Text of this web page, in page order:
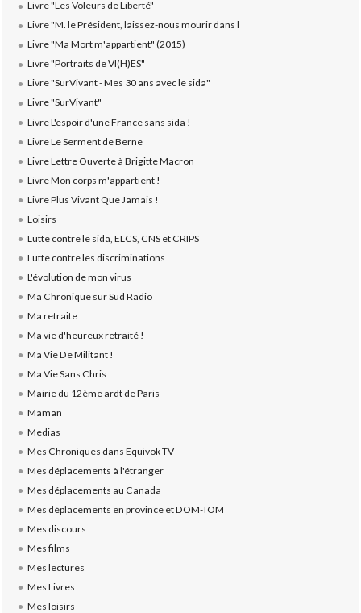
Livre "Les Voleurs de Liberté"
Livre "M. le Président, laissez-nous mourir dans l
Livre "Ma Mort m'appartient" (2015)
Livre "Portraits de VI(H)ES"
Livre "SurVivant - Mes 30 ans avec le sida"
Livre "SurVivant"
Livre L'espoir d'une France sans sida !
Livre Le Serment de Berne
Livre Lettre Ouverte à Brigitte Macron
Livre Mon corps m'appartient !
Livre Plus Vivant Que Jamais !
Loisirs
Lutte contre le sida, ELCS, CNS et CRIPS
Lutte contre les discriminations
L'évolution de mon virus
Ma Chronique sur Sud Radio
Ma retraite
Ma vie d'heureux retraité !
Ma Vie De Militant !
Ma Vie Sans Chris
Mairie du 12ème ardt de Paris
Maman
Medias
Mes Chroniques dans Equivok TV
Mes déplacements à l'étranger
Mes déplacements au Canada
Mes déplacements en province et DOM-TOM
Mes discours
Mes films
Mes lectures
Mes Livres
Mes loisirs